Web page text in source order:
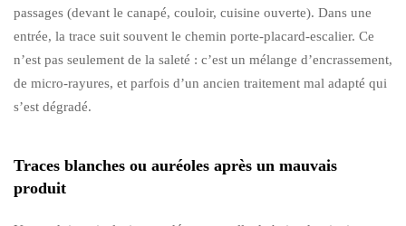
passages (devant le canapé, couloir, cuisine ouverte). Dans une
entrée, la trace suit souvent le chemin porte-placard-escalier. Ce
n’est pas seulement de la saleté : c’est un mélange d’encrassement,
de micro-rayures, et parfois d’un ancien traitement mal adapté qui
s’est dégradé.
Traces blanches ou auréoles après un mauvais
produit